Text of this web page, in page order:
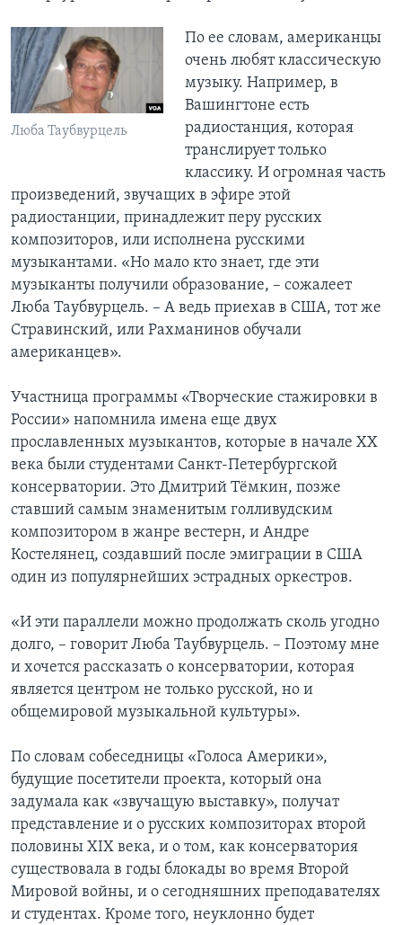
Люба Таубвурцель
По ее словам, американцы
очень любят классическую
музыку. Например, в
Вашингтоне есть
радиостанция, которая
транслирует только
классику. И огромная часть
произведений, звучащих в эфире этой
радиостанции, принадлежит перу русских
композиторов, или исполнена русскими
музыкантами. «Но мало кто знает, где эти
музыканты получили образование, – сожалеет
Люба Таубвурцель. – А ведь приехав в США, тот же
Стравинский, или Рахманинов обучали
американцев».
Участница программы «Творческие стажировки в
России» напомнила имена еще двух
прославленных музыкантов, которые в начале ХХ
века были студентами Санкт-Петербургской
консерватории. Это Дмитрий Тёмкин, позже
ставший самым знаменитым голливудским
композитором в жанре вестерн, и Андре
Костелянец, создавший после эмиграции в США
один из популярнейших эстрадных оркестров.
«И эти параллели можно продолжать сколь угодно
долго, – говорит Люба Таубвурцель. – Поэтому мне
и хочется рассказать о консерватории, которая
является центром не только русской, но и
общемировой музыкальной культуры».
По словам собеседницы «Голоса Америки»,
будущие посетители проекта, который она
задумала как «звучащую выставку», получат
представление и о русских композиторах второй
половины XIX века, и о том, как консерватория
существовала в годы блокады во время Второй
Мировой войны, и о сегодняшних преподавателях
и студентах. Кроме того, неуклонно будет